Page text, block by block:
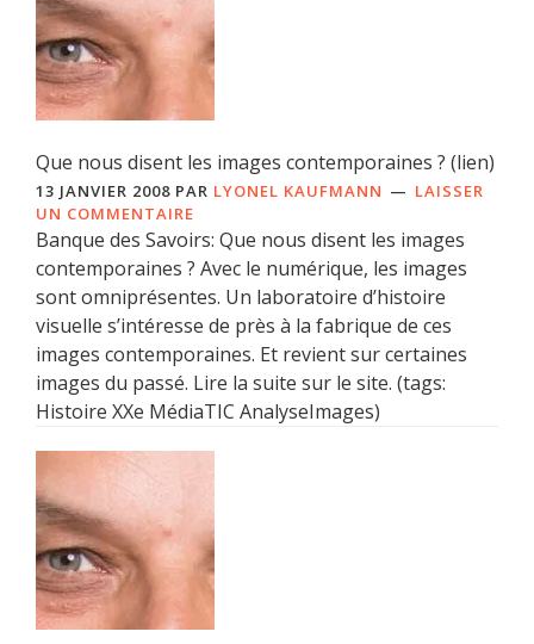
Que nous disent les images contemporaines ? (lien)
13 JANVIER 2008 PAR LYONEL KAUFMANN
LAISSER
UN COMMENTAIRE
Banque des Savoirs: Que nous disent les images
contemporaines ? Avec le numérique, les images
sont omniprésentes. Un laboratoire d’histoire
visuelle s’intéresse de près à la fabrique de ces
images contemporaines. Et revient sur certaines
images du passé. Lire la suite sur le site. (tags:
Histoire XXe MédiaTIC AnalyseImages)